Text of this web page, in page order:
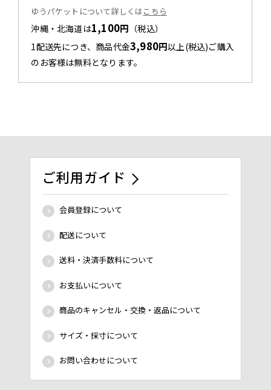
ゆうパケットについて詳しくはこちら
沖縄・北海道は1,100円 （税込）
1配送先につき、商品代金3,980円以上(税込)ご購入
のお客様は無料となります。
ご利用ガイド
会員登録について
配送について
送料・決済手数料について
お支払いについて
商品のキャンセル・交換・返品について
サイズ・採寸について
お問い合わせについて